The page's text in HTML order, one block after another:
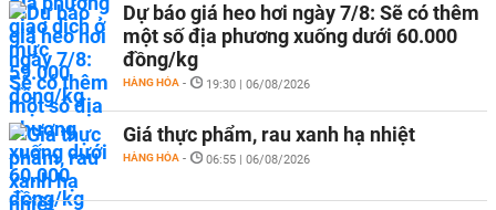
Dự báo giá heo hơi ngày 7/8: Sẽ có thêm
một số địa phương xuống dưới 60.000
đồng/kg
HÀNG HÓA - 19:30 | 06/08/2026
Giá thực phẩm, rau xanh hạ nhiệt
HÀNG HÓA - 06:55 | 06/08/2026